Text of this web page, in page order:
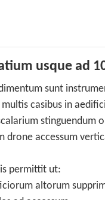
usque ad
sunt
casibus in
drone accessum
permittit ut:
altorum